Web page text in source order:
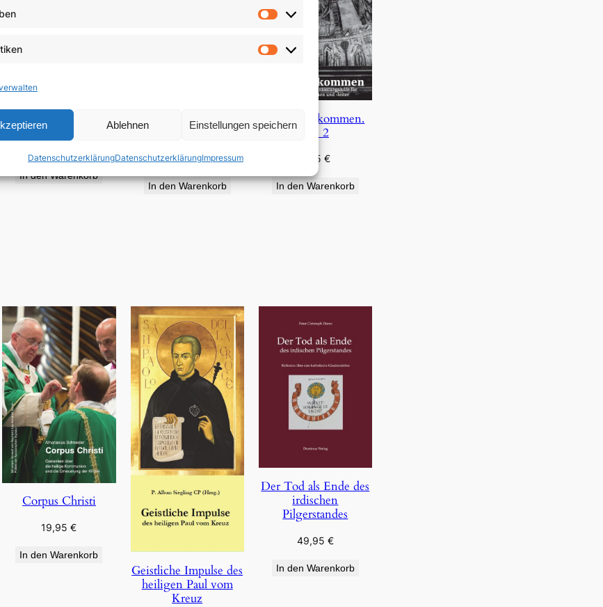
Vorlieben
Statistiken
Ablehnen Einstellungen speichern
DatenschutzerklärungDatenschutzerklärungImpressum
Zeugen des Nordens
In den Warenkorb
Die Neuerfindung
des Menschen
19,95€
In den Warenkorb
Jesus, wir kommen.
Bd. 2
4,95€
In den Warenkorb
Corpus Christi
19,95€
In den Warenkorb
Geistliche Impulse des
heiligen Paul vom
Kreuz
Der Tod als Ende des
irdischen
Pilgerstandes
49,95 €
In den Warenkorb